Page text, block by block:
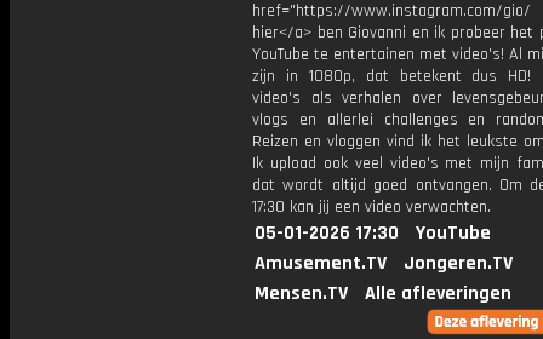
href="https://www.instagram.com/
hier</a> ben Giovanni en ik probeer het
YouTube te entertainen met video's! Al
zijn in 1080p, dat betekent dus HD!
video's als verhalen over
vlogs en allerlei challenges en
Reizen en vloggen vind ik het leukste
Ik upload ook veel video's met mijn
dat wordt altijd goed ontvangen. Om
17:30 kan jij een video verwachten.
05-01-2026 17:30
YouTube
Amusement.TV
Jongeren.TV
Mensen.TV
Alle afleveringen